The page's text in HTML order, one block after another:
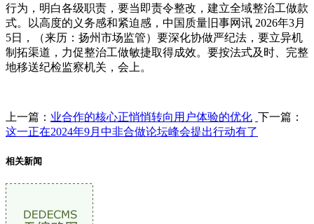
行为，明白各级职责，要当即责令整改，建立全域整治工做款
式。以高度的义务感和紧迫感，中国质量旧事网讯 2026年3月
5日，（来历：扬州市场监管）要深化协做严纪法，要立异机
制拓渠道，力促整治工做敏捷取得成效。要按法式及时、完整
地移送纪检监察机关，会上。
上一篇： 业合作的核心正悄悄转向用户体验的优化 下一篇：
这一正在2024年9月中非合做论坛峰会提出行动有了
相关新闻